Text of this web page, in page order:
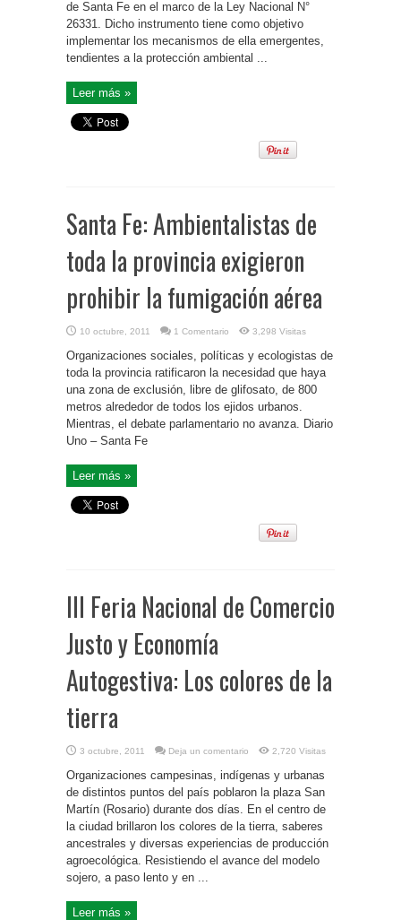
de Santa Fe en el marco de la Ley Nacional N°
26331. Dicho instrumento tiene como objetivo
implementar los mecanismos de ella emergentes,
tendientes a la protección ambiental ...
Leer más »
Santa Fe: Ambientalistas de
toda la provincia exigieron
prohibir la fumigación aérea
10 octubre, 2011 1 Comentario 3,298 Visitas
Organizaciones sociales, políticas y ecologistas de
toda la provincia ratificaron la necesidad que haya
una zona de exclusión, libre de glifosato, de 800
metros alrededor de todos los ejidos urbanos.
Mientras, el debate parlamentario no avanza. Diario
Uno – Santa Fe
Leer más »
III Feria Nacional de Comercio
Justo y Economía
Autogestiva: Los colores de la
tierra
3 octubre, 2011 Deja un comentario 2,720 Visitas
Organizaciones campesinas, indígenas y urbanas
de distintos puntos del país poblaron la plaza San
Martín (Rosario) durante dos días. En el centro de
la ciudad brillaron los colores de la tierra, saberes
ancestrales y diversas experiencias de producción
agroecológica. Resistiendo el avance del modelo
sojero, a paso lento y en ...
Leer más »